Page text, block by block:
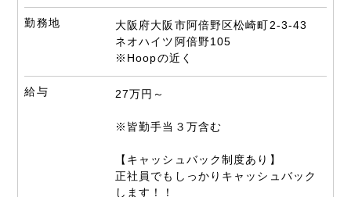
勤務地
大阪府大阪市阿倍野区松崎町2-3-43
ネオハイツ阿倍野105
※Hoopの近く
給与 27万円～
※皆勤手当３万含む
【キャッシュバック制度あり】
正社員でもしっかりキャッシュバック
します！！